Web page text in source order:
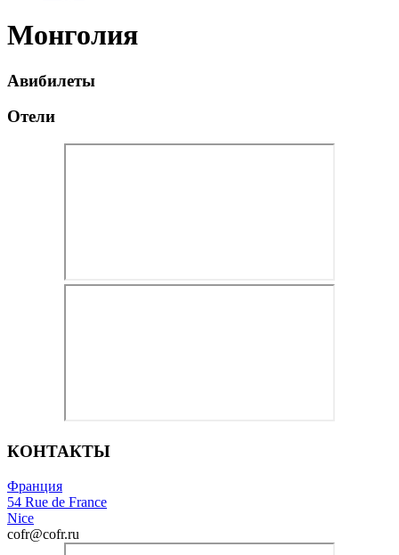
Монголия
Авибилеты
Отели
КОНТАКТЫ
Франция
54 Rue de France
Nice
cofr@cofr.ru